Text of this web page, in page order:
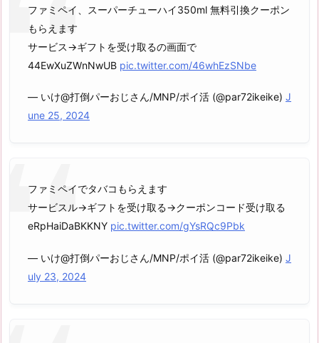
ファミペイ、スーパーチューハイ350ml 無料引換クーポン
もらえます
サービス→ギフトを受け取るの画面で
44EwXuZWnNwUB pic.twitter.com/46whEzSNbe
— いけ@打倒パーおじさん/MNP/ポイ活 (@par72ikeike) J
une 25, 2024
ファミペイでタバコもらえます
サービスル→ギフトを受け取る→クーポンコード受け取る
eRpHaiDaBKKNY pic.twitter.com/gYsRQc9Pbk
— いけ@打倒パーおじさん/MNP/ポイ活 (@par72ikeike) J
uly 23, 2024